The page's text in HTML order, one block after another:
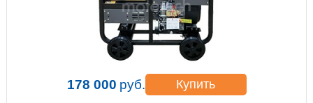
178 000 руб. Купить